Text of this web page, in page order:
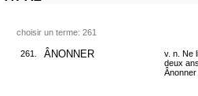
choisir un terme: 261
261. ÂNONNER
v. n. Ne
deux